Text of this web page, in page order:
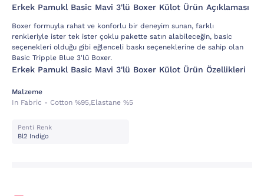
Erkek Pamukl Basic Mavi 3'lü Boxer Külot Ürün Açıklaması
Boxer formuyla rahat ve konforlu bir deneyim sunan, farklı
renkleriyle ister tek ister çoklu pakette satın alabileceğin, basic
seçenekleri olduğu gibi eğlenceli baskı seçeneklerine de sahip olan
Basic Tripple Blue 3'lü Boxer.
Erkek Pamukl Basic Mavi 3'lü Boxer Külot Ürün Özellikleri
Malzeme
In Fabric - Cotton %95,elastane %5
Penti Renk
Bl2 Indigo